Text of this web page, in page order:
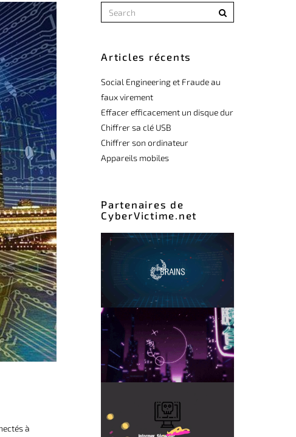
à
Articles récents
Social Engineering et Fraude au
faux virement
Effacer efficacement un disque dur
Chiffrer sa clé USB
Chiffrer son ordinateur
Appareils mobiles
Partenaires de
CyberVictime.net